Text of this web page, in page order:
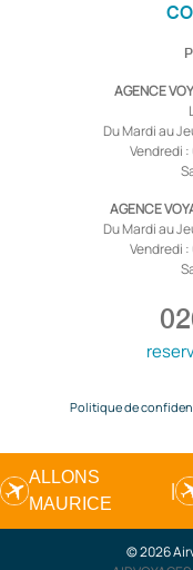
AGENCE
Du Mardi au
Vendredi
AGENCE
Du Mardi au
Vendredi
Politique de
ALLONS
MAURICE
|
© 2026